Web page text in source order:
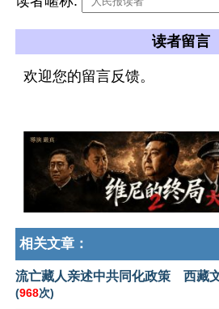
读者留言
欢迎您的留言反馈。
相关文章：
流亡藏人亲述中共同化政策 西藏
(968次)